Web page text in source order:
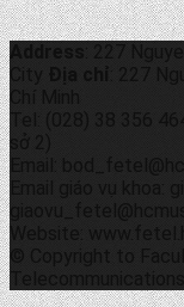
Address
: 227
Địa chỉ
: 227
Tel: (028) 38 356
sở 2)
Email:
Email giáo vụ khoa:
Website:
© Copyright to
Telecommunications